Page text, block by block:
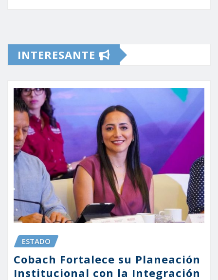
INTERESANTE
ESTADO
Cobach Fortalece su Planeación
Institucional con la Integración